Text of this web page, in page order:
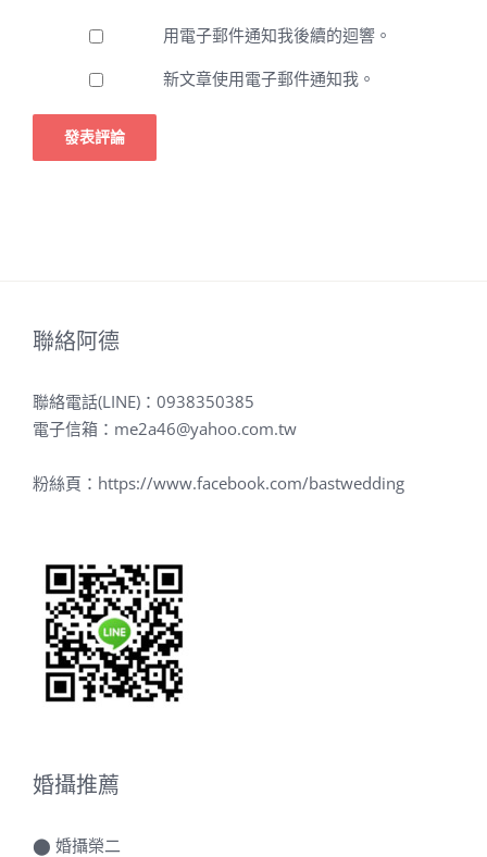
用電子郵件通知我後續的迴響。
新文章使用電子郵件通知我。
聯絡阿德
聯絡電話(LINE)： 0938350385
電子信箱： me2a46@yahoo.com.tw
粉絲頁： https://www.facebook.com/bastwedding
婚攝推薦
⬤ 婚攝榮二